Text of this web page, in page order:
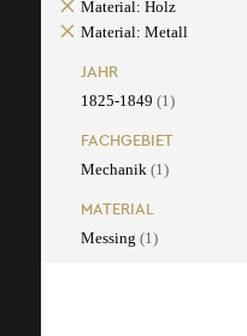
Material: Holz
Material: Metall
JAHR
1825-1849 (1)
FACHGEBIET
Mechanik (1)
MATERIAL
Messing (1)